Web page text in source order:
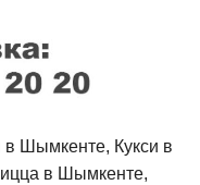
Шымкенте, Кукси в
в Шымкенте,